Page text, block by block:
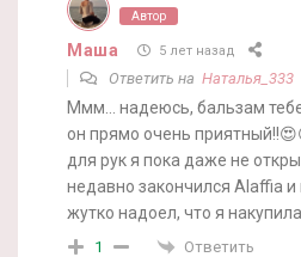
Автор
Маша 5 лет назад
Ответить на Наталья_333
Ммм… надеюсь, бальзам
он прямо очень
для рук я пока даже не
недавно закончился Alaffia и
жутко надоел, что я
1 Ответить